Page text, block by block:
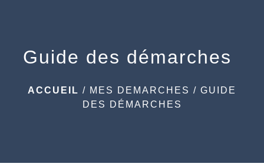
Guide des démarches
ACCUEIL / MES DEMARCHES / GUIDE
DES DÉMARCHES